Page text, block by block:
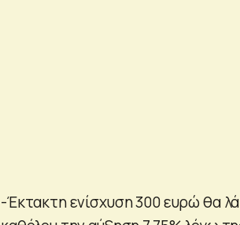
-Έκτακτη ενίσχυση 300 ευρώ θα